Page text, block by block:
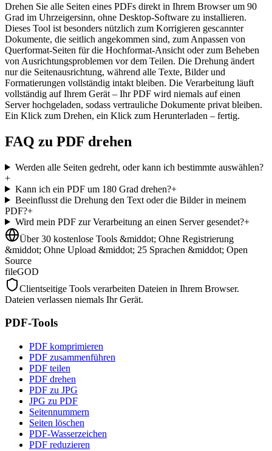
Drehen Sie alle Seiten eines PDFs direkt in Ihrem Browser um 90
Grad im Uhrzeigersinn, ohne Desktop-Software zu installieren.
Dieses Tool ist besonders nützlich zum Korrigieren gescannter
Dokumente, die seitlich angekommen sind, zum Anpassen von
Querformat-Seiten für die Hochformat-Ansicht oder zum Beheben
von Ausrichtungsproblemen vor dem Teilen. Die Drehung ändert
nur die Seitenausrichtung, während alle Texte, Bilder und
Formatierungen vollständig intakt bleiben. Die Verarbeitung läuft
vollständig auf Ihrem Gerät – Ihr PDF wird niemals auf einen
Server hochgeladen, sodass vertrauliche Dokumente privat bleiben.
Ein Klick zum Drehen, ein Klick zum Herunterladen – fertig.
FAQ zu PDF drehen
Werden alle Seiten gedreht, oder kann ich bestimmte auswählen?
+
Kann ich ein PDF um 180 Grad drehen?+
Beeinflusst die Drehung den Text oder die Bilder in meinem
PDF?+
Wird mein PDF zur Verarbeitung an einen Server gesendet?+
Über 30 kostenlose Tools &middot; Ohne Registrierung
&middot; Ohne Upload &middot; 25 Sprachen &middot; Open
Source
fileGOD
Clientseitige Tools verarbeiten Dateien in Ihrem Browser.
Dateien verlassen niemals Ihr Gerät.
PDF-Tools
PDF komprimieren
PDF zusammenführen
PDF teilen
PDF drehen
PDF zu JPG
JPG zu PDF
Seitennummern
Seiten löschen
PDF-Wasserzeichen
PDF reduzieren